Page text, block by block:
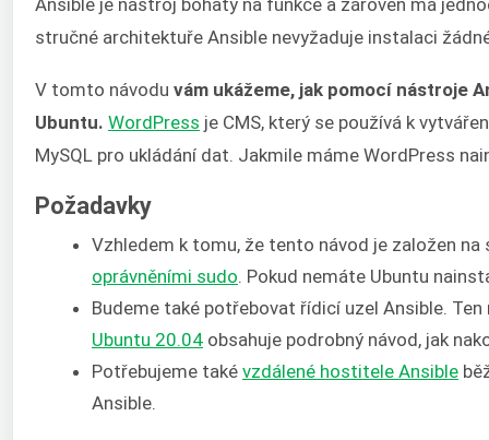
stručné architektuře Ansible nevyžaduje instalaci
V tomto návodu vám ukážeme, jak pomocí nástroje
Ubuntu. WordPress je CMS, který se používá k
MySQL pro ukládání dat. Jakmile máme WordPress
Požadavky
Vzhledem k tomu, že tento návod je založen
oprávněními sudo . Pokud nemáte Ubuntu
Budeme také potřebovat řídicí uzel Ansible.
Ubuntu 20.04 obsahuje podrobný návod, jak
Potřebujeme také vzdálené hostitele Ansible
Ansible.